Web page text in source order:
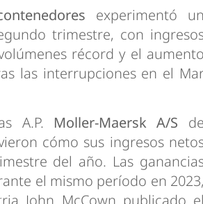
experimentó un
trimestre, con
récord y el aumento
las interrupciones en el
A.P. Moller-Maersk A/S de
cómo sus ingresos
del año. Las
el mismo período en 2023,
John McCown publicado el